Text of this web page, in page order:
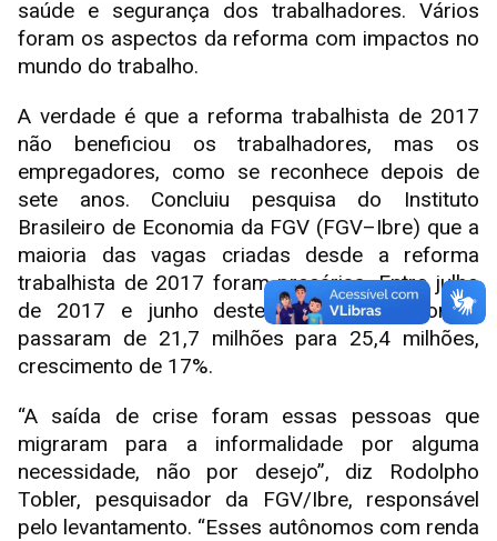
saúde e segurança dos trabalhadores. Vários
foram os aspectos da reforma com impactos no
mundo do trabalho.
A verdade é que a reforma trabalhista de 2017
não beneficiou os trabalhadores, mas os
empregadores, como se reconhece depois de
sete anos. Concluiu pesquisa do Instituto
Brasileiro de Economia da FGV (FGV–Ibre) que a
maioria das vagas criadas desde a reforma
trabalhista de 2017 foram precárias. Entre julho
de 2017 e junho deste ano, os autônomos
passaram de 21,7 milhões para 25,4 milhões,
crescimento de 17%.
“A saída de crise foram essas pessoas que
migraram para a informalidade por alguma
necessidade, não por desejo”, diz Rodolpho
Tobler, pesquisador da FGV/Ibre, responsável
pelo levantamento. “Esses autônomos com renda